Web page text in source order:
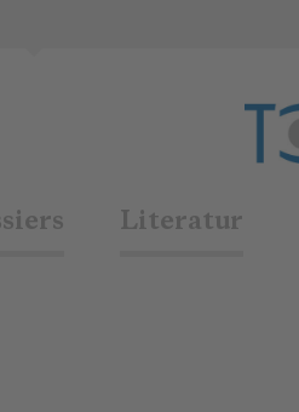
Literatur